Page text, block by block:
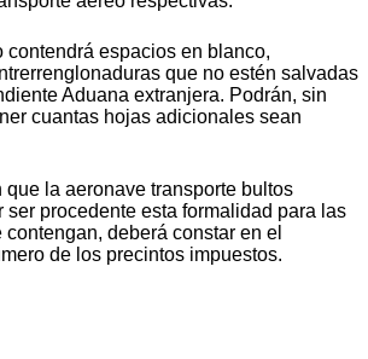
contendrá espacios en blanco,
que no estén salvadas
Aduana extranjera. Podrán, sin
cuantas hojas adicionales sean
que la aeronave transporte bultos
ser procedente esta formalidad para las
deberá constar en el
de los precintos impuestos.